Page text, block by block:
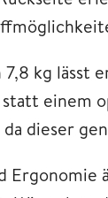
kg lässt
einem
dieser